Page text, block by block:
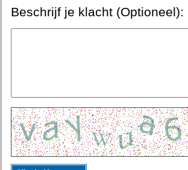
Beschrijf je klacht (Optioneel):